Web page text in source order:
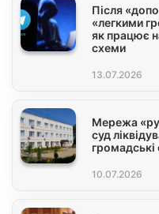
Після
«легкими
як працює
схеми
13.07.2026
Мережа
суд
громадські
10.07.2026